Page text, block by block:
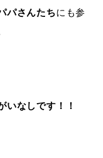
パさんたちにも参
いなしです！！